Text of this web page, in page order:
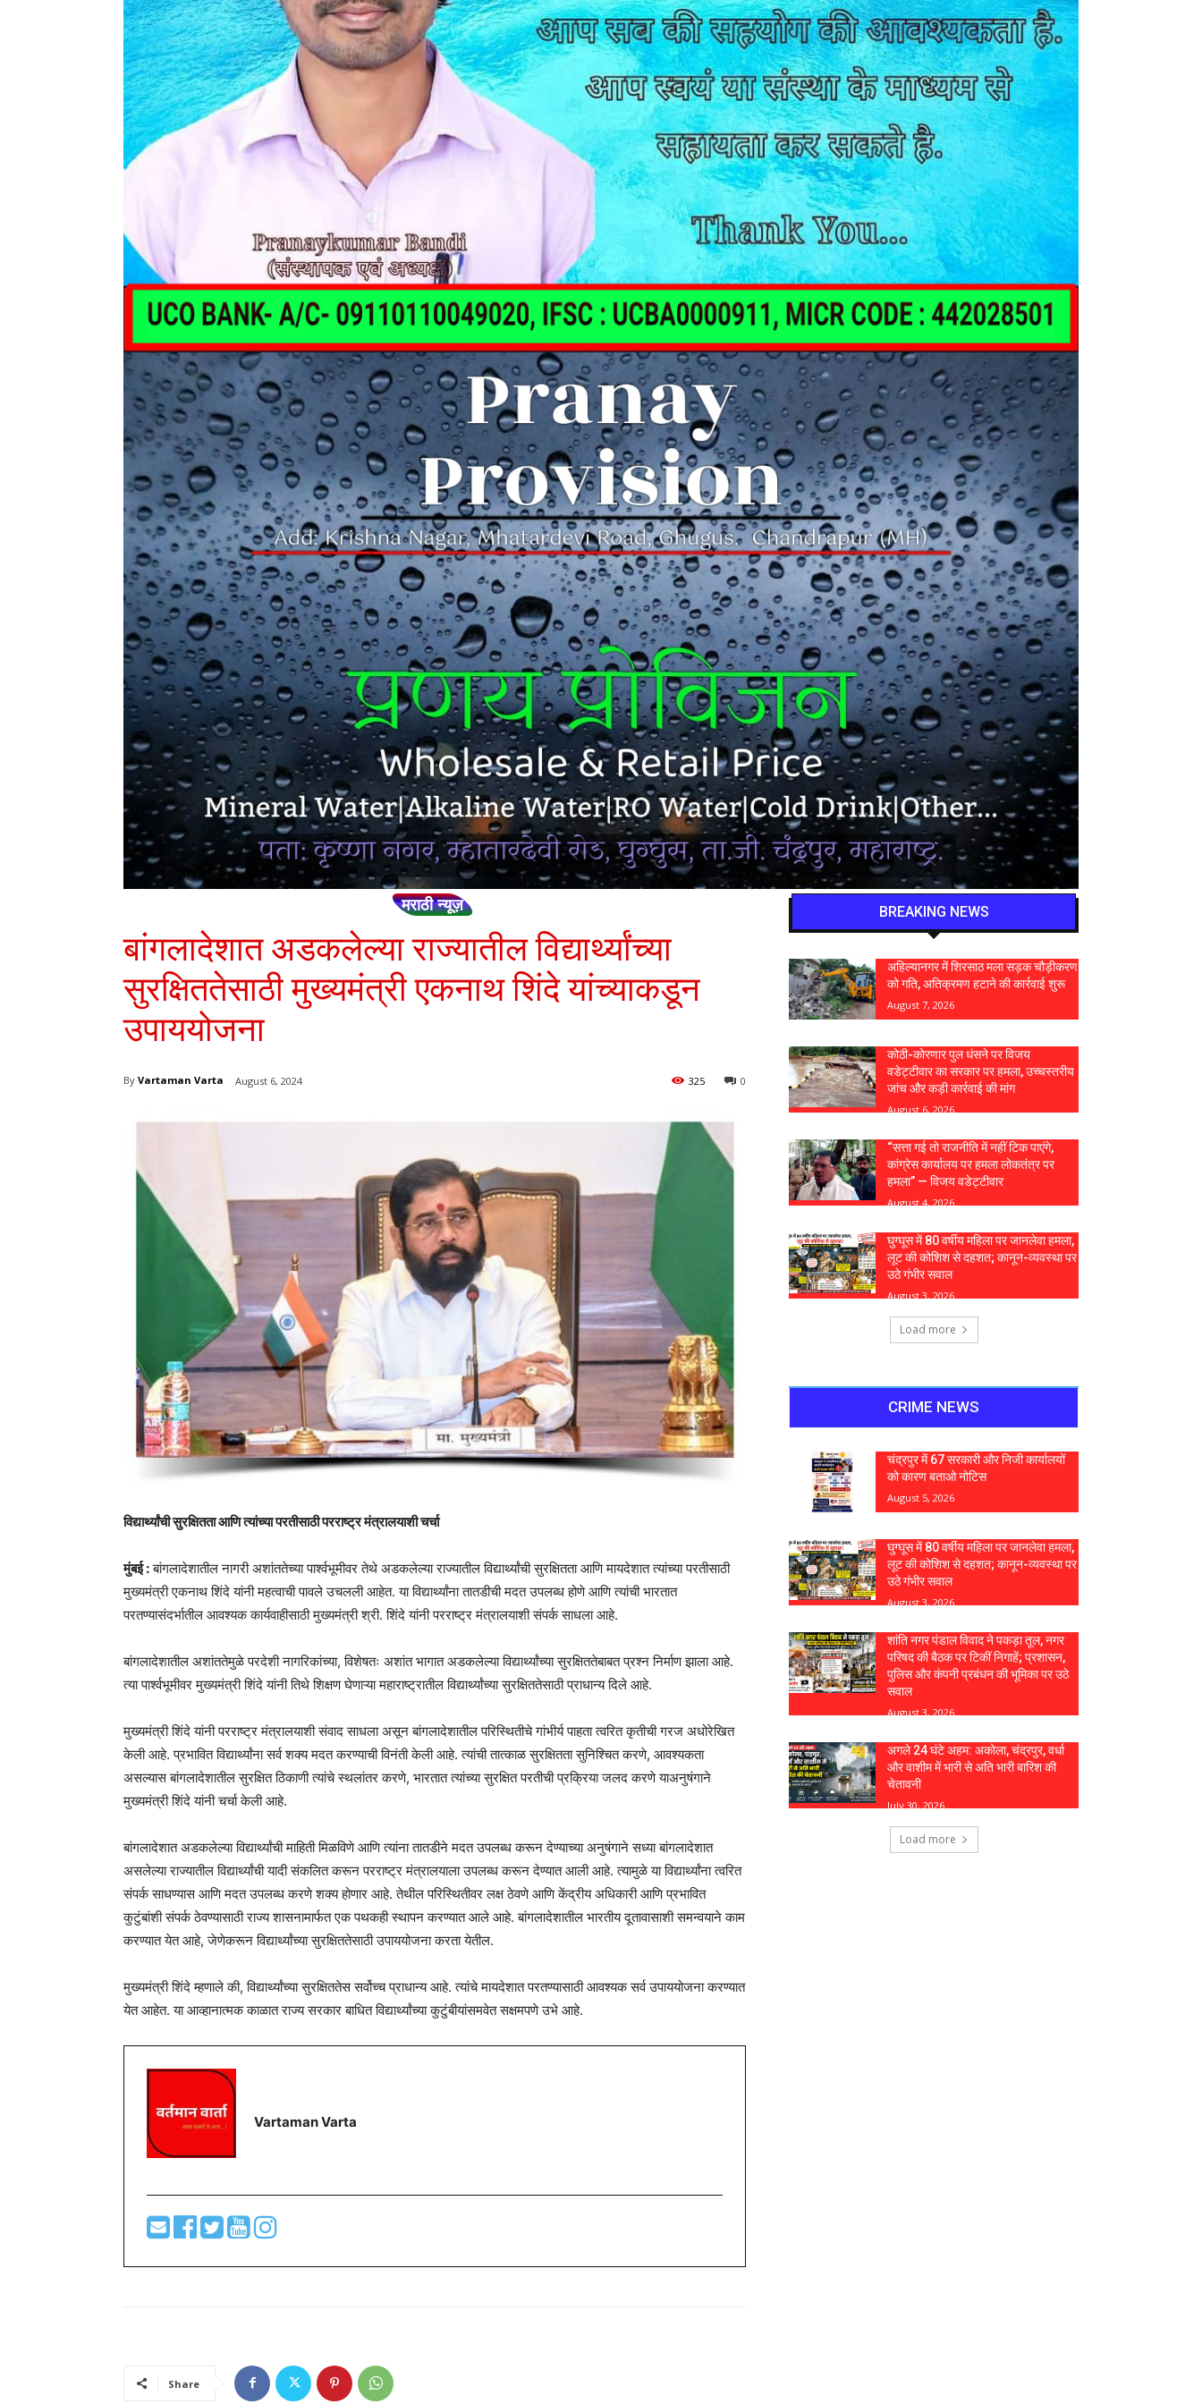
मराठी न्यूज़
बांगलादेशात अडकलेल्या राज्यातील विद्यार्थ्यांच्या
सुरक्षिततेसाठी मुख्यमंत्री एकनाथ शिंदे यांच्याकडून
उपाययोजना
By Vartaman Varta August 6, 2024 0
325
विद्यार्थ्यांची सुरक्षितता आणि त्यांच्या परतीसाठी परराष्ट्र मंत्रालयाशी चर्चा
मुंबई :बांगलादेशातील नागरी अशांततेच्या पार्श्वभूमीवर तेथे अडकलेल्या राज्यातील विद्यार्थ्यांची सुरक्षितता आणि मायदेशात त्यांच्या परतीसाठी
मुख्यमंत्री एकनाथ शिंदे यांनी महत्वाची पावले उचलली आहेत. या विद्यार्थ्यांना तातडीची मदत उपलब्ध होणे आणि त्यांची भारतात
परतण्यासंदर्भातील आवश्यक कार्यवाहीसाठी मुख्यमंत्री श्री. शिंदे यांनी परराष्ट्र मंत्रालयाशी संपर्क साधला आहे.
बांगलादेशातील अशांततेमुळे परदेशी नागरिकांच्या, विशेषतः अशांत भागात अडकलेल्या विद्यार्थ्यांच्या सुरक्षिततेबाबत प्रश्न निर्माण झाला आहे.
त्या पार्श्वभूमीवर मुख्यमंत्री शिंदे यांनी तिथे शिक्षण घेणाऱ्या महाराष्ट्रातील विद्यार्थ्यांच्या सुरक्षिततेसाठी प्राधान्य दिले आहे.
मुख्यमंत्री शिंदे यांनी परराष्ट्र मंत्रालयाशी संवाद साधला असून बांगलादेशातील परिस्थितीचे गांभीर्य पाहता त्वरित कृतीची गरज अधोरेखित
केली आहे. प्रभावित विद्यार्थ्यांना सर्व शक्य मदत करण्याची विनंती केली आहे. त्यांची तात्काळ सुरक्षितता सुनिश्चित करणे, आवश्यकता
असल्यास बांगलादेशातील सुरक्षित ठिकाणी त्यांचे स्थलांतर करणे, भारतात त्यांच्या सुरक्षित परतीची प्रक्रिया जलद करणे याअनुषंगाने
मुख्यमंत्री शिंदे यांनी चर्चा केली आहे.
बांगलादेशात अडकलेल्या विद्यार्थ्यांची माहिती मिळविणे आणि त्यांना तातडीने मदत उपलब्ध करून देण्याच्या अनुषंगाने सध्या बांगलादेशात
असलेल्या राज्यातील विद्यार्थ्यांची यादी संकलित करून परराष्ट्र मंत्रालयाला उपलब्ध करून देण्यात आली आहे. त्यामुळे या विद्यार्थ्यांना त्वरित
संपर्क साधण्यास आणि मदत उपलब्ध करणे शक्य होणार आहे. तेथील परिस्थितीवर लक्ष ठेवणे आणि केंद्रीय अधिकारी आणि प्रभावित
कुटुंबांशी संपर्क ठेवण्यासाठी राज्य शासनामार्फत एक पथकही स्थापन करण्यात आले आहे. बांगलादेशातील भारतीय दूतावासाशी समन्वयाने काम
करण्यात येत आहे, जेणेकरून विद्यार्थ्यांच्या सुरक्षिततेसाठी उपाययोजना करता येतील.
मुख्यमंत्री शिंदे म्हणाले की, विद्यार्थ्यांच्या सुरक्षिततेस सर्वोच्च प्राधान्य आहे. त्यांचे मायदेशात परतण्यासाठी आवश्यक सर्व उपाययोजना करण्यात
येत आहेत. या आव्हानात्मक काळात राज्य सरकार बाधित विद्यार्थ्यांच्या कुटुंबीयांसमवेत सक्षमपणे उभे आहे.
Vartaman Varta
Share
BREAKING NEWS
अहिल्यानगर में शिरसाठ मला सड़क चौड़ीकरण
को गति, अतिक्रमण हटाने की कार्रवाई शुरू
August 7, 2026
कोठी-कोरणार पुल धंसने पर विजय
वडेट्टीवार का सरकार पर हमला, उच्चस्तरीय
जांच और कड़ी कार्रवाई की मांग
August 6, 2026
“सत्ता गई तो राजनीति में नहीं टिक पाएंगे,
कांग्रेस कार्यालय पर हमला लोकतंत्र पर
हमला” — विजय वडेट्टीवार
August 4, 2026
घुग्घूस में 80 वर्षीय महिला पर जानलेवा हमला,
लूट की कोशिश से दहशत; कानून-व्यवस्था पर
उठे गंभीर सवाल
August 3, 2026
Load more
CRIME NEWS
चंद्रपुर में 67 सरकारी और निजी कार्यालयों
को कारण बताओ नोटिस
August 5, 2026
घुग्घूस में 80 वर्षीय महिला पर जानलेवा हमला,
लूट की कोशिश से दहशत; कानून-व्यवस्था पर
उठे गंभीर सवाल
August 3, 2026
शांति नगर पंडाल विवाद ने पकड़ा तूल, नगर
परिषद की बैठक पर टिकीं निगाहें; प्रशासन,
पुलिस और कंपनी प्रबंधन की भूमिका पर उठे
सवाल
August 3, 2026
अगले 24 घंटे अहम: अकोला, चंद्रपुर, वर्धा
और वाशीम में भारी से अति भारी बारिश की
चेतावनी
July 30, 2026
Load more